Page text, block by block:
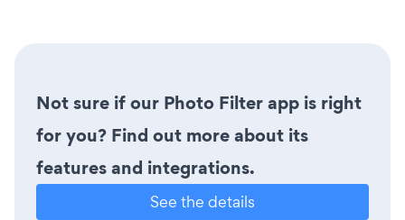
Not sure if our Photo Filter app is right
for you? Find out more about its
features and integrations.
See the details